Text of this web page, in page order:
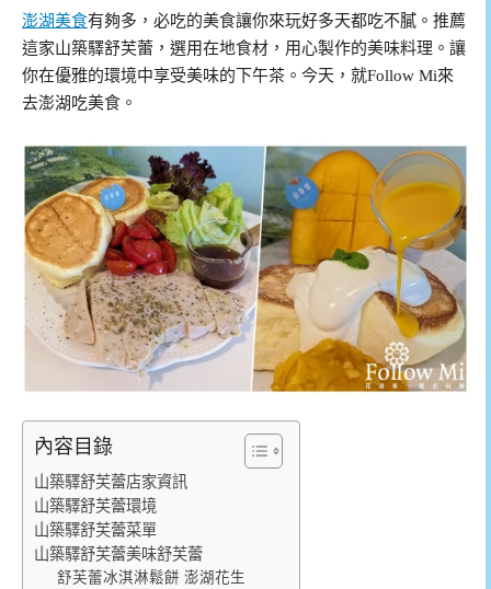
澎湖美食有夠多，必吃的美食讓你來玩好多天都吃不膩。推薦
這家山築驛舒芙蕾，選用在地食材，用心製作的美味料理。讓
你在優雅的環境中享受美味的下午茶。今天，就Follow Mi來
去澎湖吃美食。
內容目錄
山築驛舒芙蕾店家資訊
山築驛舒芙蕾環境
山築驛舒芙蕾菜單
山築驛舒芙蕾美味舒芙蕾
舒芙蕾冰淇淋鬆餅 澎湖花生